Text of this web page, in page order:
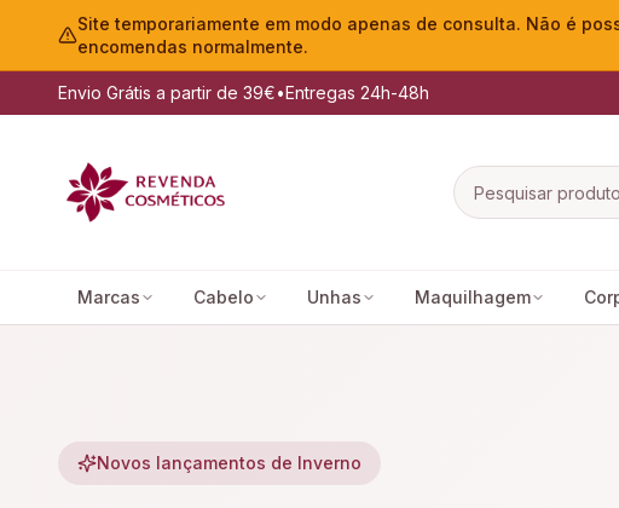
Site temporariamente em modo apenas de consulta. Não é
encomendas normalmente.
Envio Grátis a partir de 39€•Entregas 24h-48h
Marcas Cabelo Unhas Maquilhagem
Novos lançamentos de Inverno